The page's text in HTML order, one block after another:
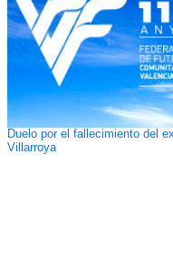
Duelo por el fallecimiento del
Villarroya